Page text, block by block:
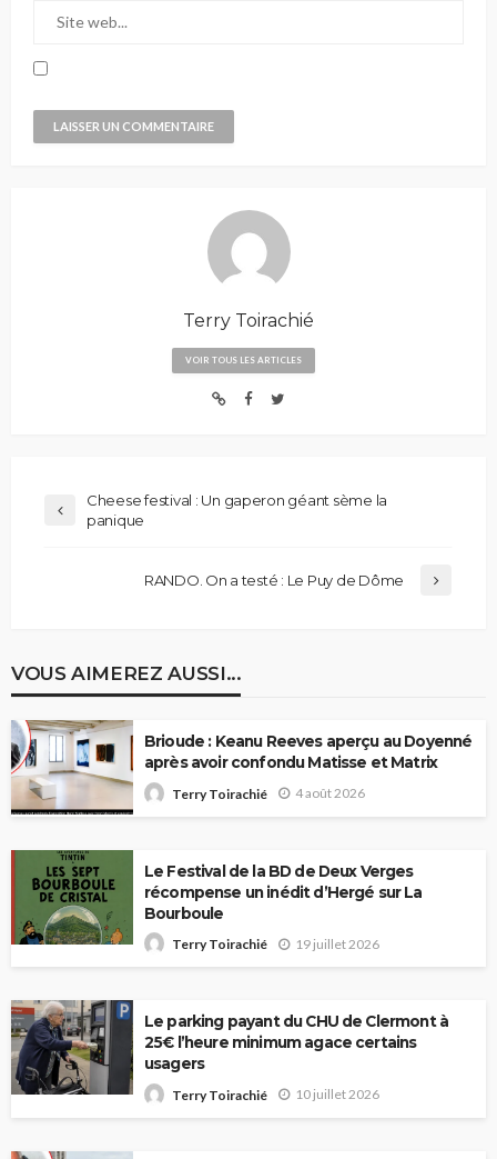
Terry Toirachié
VOIR TOUS LES ARTICLES
Cheese festival : Un gaperon géant sème la
panique
RANDO. On a testé : Le Puy de Dôme
VOUS AIMEREZ AUSSI...
Brioude : Keanu Reeves aperçu au Doyenné
après avoir confondu Matisse et Matrix
Terry Toirachié 4 août 2026
Le Festival de la BD de Deux Verges
récompense un inédit d’Hergé sur La
Bourboule
Terry Toirachié 19 juillet 2026
Le parking payant du CHU de Clermont à
25€ l’heure minimum agace certains
usagers
Terry Toirachié 10 juillet 2026